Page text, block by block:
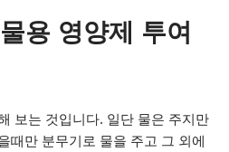
용 영양제 투여
보는 것입니다. 일단 물은 주지만
때만 분무기로 물을 주고 그 외에